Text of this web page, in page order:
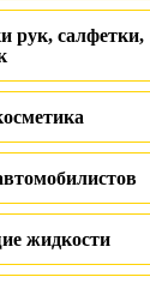
рук, салфетки,
жидкости